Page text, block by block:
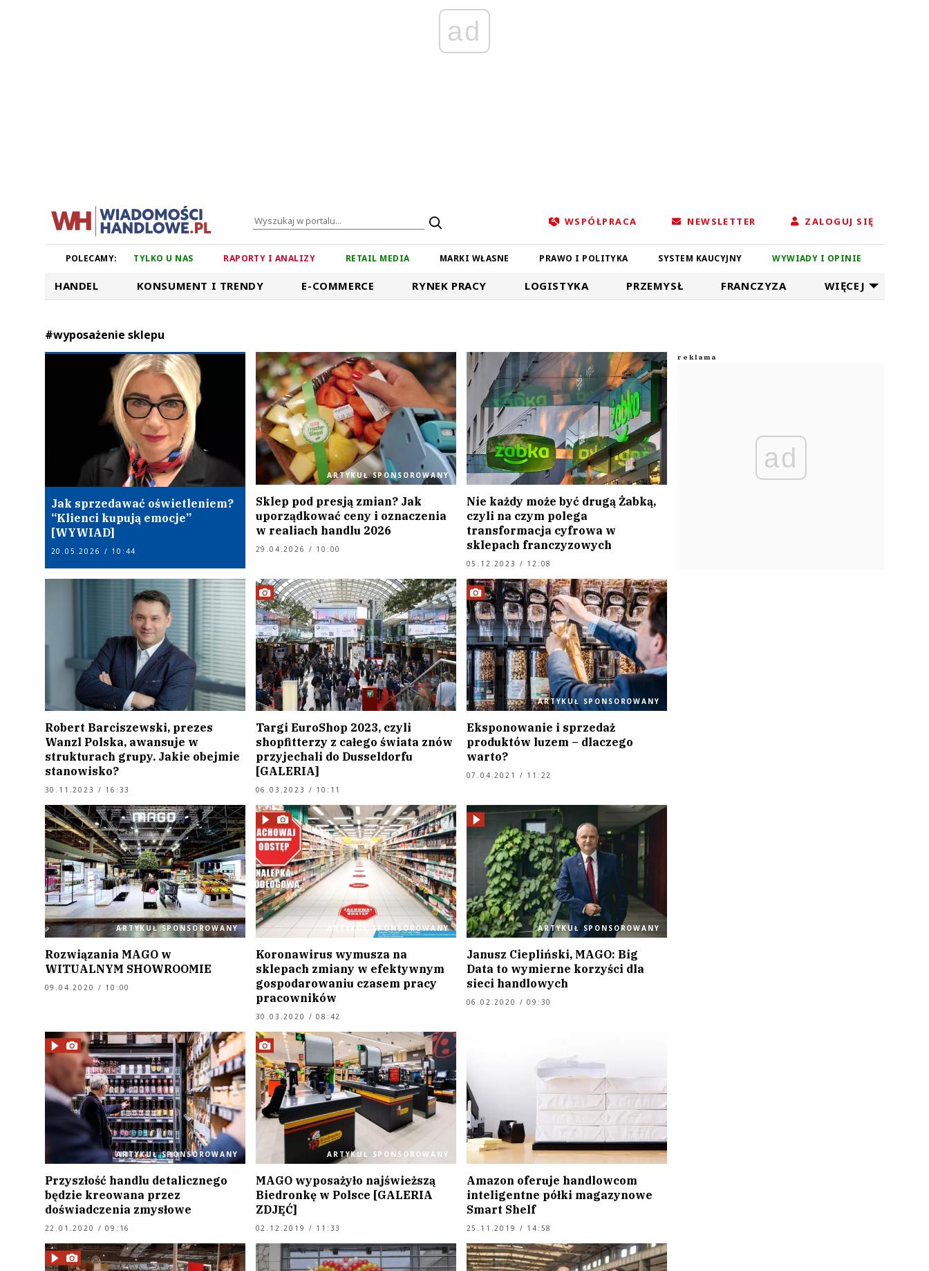
ad
WSPÓŁPRACA NEWSLETTER ZALOGUJ SIĘ
POLECAMY: TYLKO U NAS RAPORTY I ANALIZY RETAIL MEDIA MARKI WŁASNE PRAWO I POLITYKA SYSTEM KAUCYJNY WYWIADY I OPINIE
HANDEL KONSUMENT I TRENDY E-COMMERCE RYNEK PRACY LOGISTYKA PRZEMYSŁ FRANCZYZA WIĘCEJ
#wyposażenie sklepu
Jak sprzedawać oświetleniem?
“Klienci kupują emocje”
[WYWIAD]
20.05.2026 / 10:44
ARTYKUŁ SPONSOROWANY
Sklep pod presją zmian? Jak
uporządkować ceny i oznaczenia
w realiach handlu 2026
29.04.2026 / 10:00
Nie każdy może być drugą Żabką,
czyli na czym polega
transformacja cyfrowa w
sklepach franczyzowych
05.12.2023 / 12:08
Robert Barciszewski, prezes
Wanzl Polska, awansuje w
strukturach grupy. Jakie obejmie
stanowisko?
30.11.2023 / 16:33
Targi EuroShop 2023, czyli
shopfitterzy z całego świata znów
przyjechali do Dusseldorfu
[GALERIA]
06.03.2023 / 10:11
ARTYKUŁ SPONSOROWANY
Eksponowanie i sprzedaż
produktów luzem – dlaczego
warto?
07.04.2021 / 11:22
ARTYKUŁ SPONSOROWANY
Rozwiązania MAGO w
WITUALNYM SHOWROOMIE
09.04.2020 / 10:00
ARTYKUŁ SPONSOROWANY
Koronawirus wymusza na
sklepach zmiany w efektywnym
gospodarowaniu czasem pracy
pracowników
30.03.2020 / 08:42
ARTYKUŁ SPONSOROWANY
Janusz Ciepliński, MAGO: Big
Data to wymierne korzyści dla
sieci handlowych
06.02.2020 / 09:30
ARTYKUŁ SPONSOROWANY
Przyszłość handlu detalicznego
będzie kreowana przez
doświadczenia zmysłowe
22.01.2020 / 09:16
ARTYKUŁ SPONSOROWANY
MAGO wyposażyło najświeższą
Biedronkę w Polsce [GALERIA
ZDJĘĆ]
02.12.2019 / 11:33
Amazon oferuje handlowcom
inteligentne półki magazynowe
Smart Shelf
25.11.2019 / 14:58
ad